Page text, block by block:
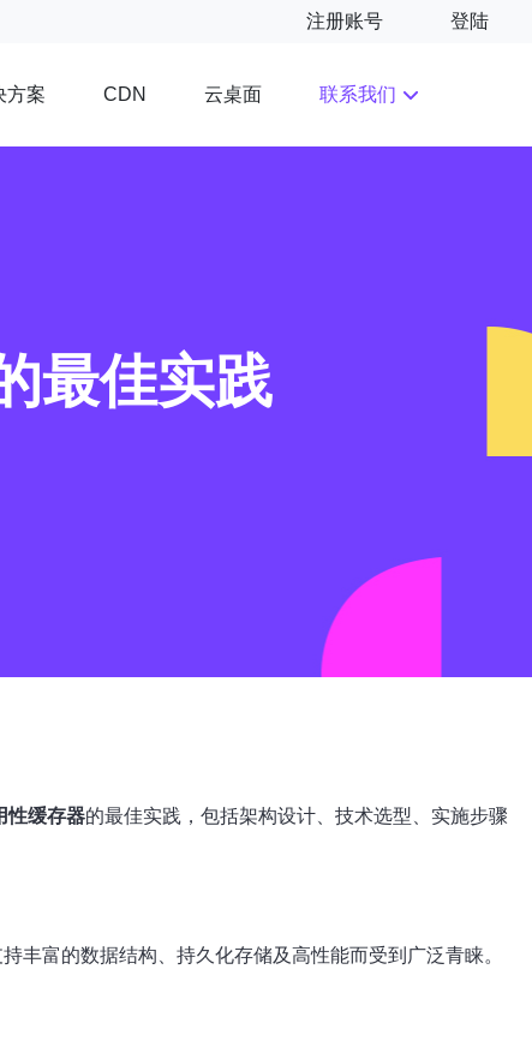
注册账号 登陆
方案 CDN 云桌面 联系我们
最佳实践
性缓存器的最佳实践，包括架构设计、技术选型、实施步骤
丰富的数据结构、持久化存储及高性能而受到广泛青睐。